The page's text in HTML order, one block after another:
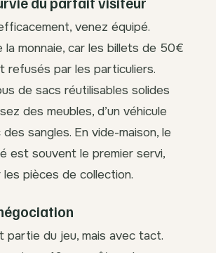
venez équipé.
la monnaie, car les billets de 50€
refusés par les particuliers.
de sacs réutilisables solides
des meubles, d’un véhicule
sangles. En vide-maison, le
est souvent le premier servi,
pièces de collection.
partie du jeu, mais avec tact.